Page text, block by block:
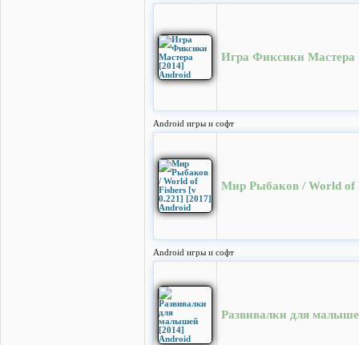
Игра Фиксики Мастера
Android игры и софт
Мир Рыбаков / World of
Android игры и софт
Развивалки для